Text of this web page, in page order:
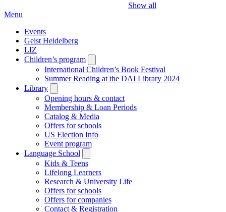
Show all
Menu
Events
Geist Heidelberg
LIZ
Children’s program
submenu
International Children’s Book Festival
Summer Reading at the DAI Library 2024
Library
submenu
Opening hours & contact
Membership & Loan Periods
Catalog & Media
Offers for schools
US Election Info
Event program
Language School
submenu
Kids & Teens
Lifelong Learners
Research & University Life
Offers for schools
Offers for companies
Contact & Registration